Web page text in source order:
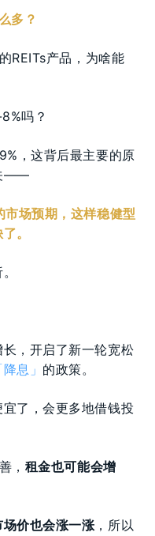
多？
REITs产品，为啥能
吗？
，这背后最主要的原
——
场预期，这样稳健型
。
，开启了新一轮宽松
降息」 的政策。
了，会更多地借钱投
， 租金也可能会增
场价也会涨一涨 ，所以